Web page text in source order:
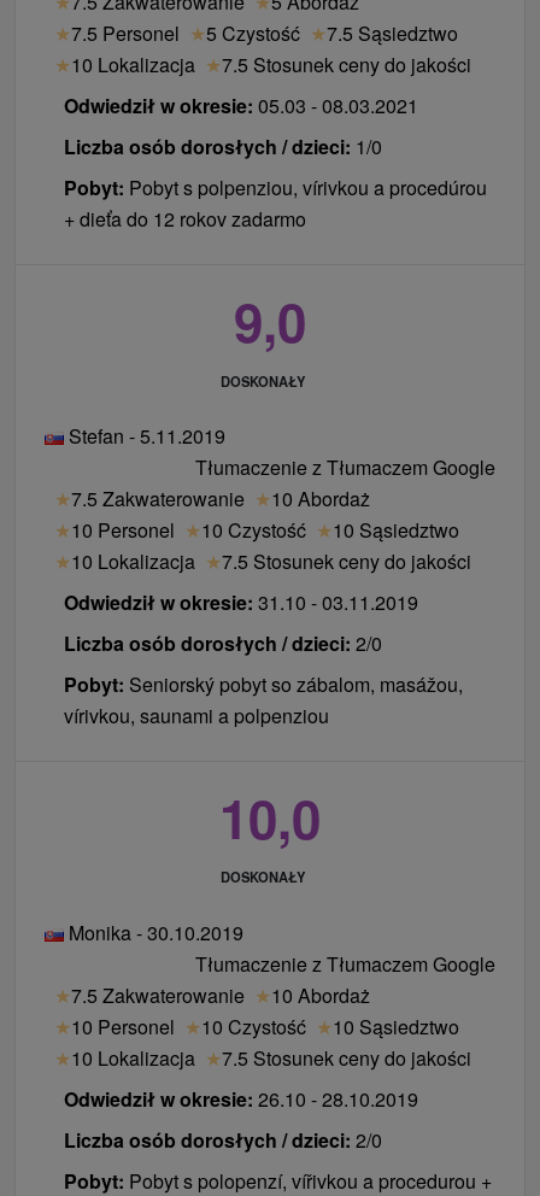
parkingowych)
dzieci od 6 lat dodatkowe śniadanie 6 € / dzień,
niepełne wyżywienie 12 € / dzień
dodatkowa opłata za apartament dwuosobowy 25
dodatkowa opłata za apartament typu superior 45
€ / noc
★7.5 Personel ★5 Czystość ★7.5 Sąsiedztwo
★10 Lokalizacja ★7.5 Stosunek ceny do jakości
Odwiedził w okresie: 05.03 - 08.03.2021
Liczba osób dorosłych / dzieci: 1/0
Pobyt: Pobyt s polpenziou, vírivkou a procedúrou
+ dieťa do 12 rokov zadarmo
9,0
DOSKONAŁY
Stefan - 5.11.2019
Tłumaczenie z Tłumaczem Google
★7.5 Zakwaterowanie ★10 Abordaż
★10 Personel ★10 Czystość ★10 Sąsiedztwo
★10 Lokalizacja ★7.5 Stosunek ceny do jakości
Odwiedził w okresie: 31.10 - 03.11.2019
Liczba osób dorosłych / dzieci: 2/0
Pobyt: Seniorský pobyt so zábalom, masážou,
vírivkou, saunami a polpenziou
10,0
DOSKONAŁY
Monika - 30.10.2019
Tłumaczenie z Tłumaczem Google
★7.5 Zakwaterowanie ★10 Abordaż
★10 Personel ★10 Czystość ★10 Sąsiedztwo
★10 Lokalizacja ★7.5 Stosunek ceny do jakości
Odwiedził w okresie: 26.10 - 28.10.2019
Liczba osób dorosłych / dzieci: 2/0
Pobyt: Pobyt s polopenzí, vířivkou a procedurou +